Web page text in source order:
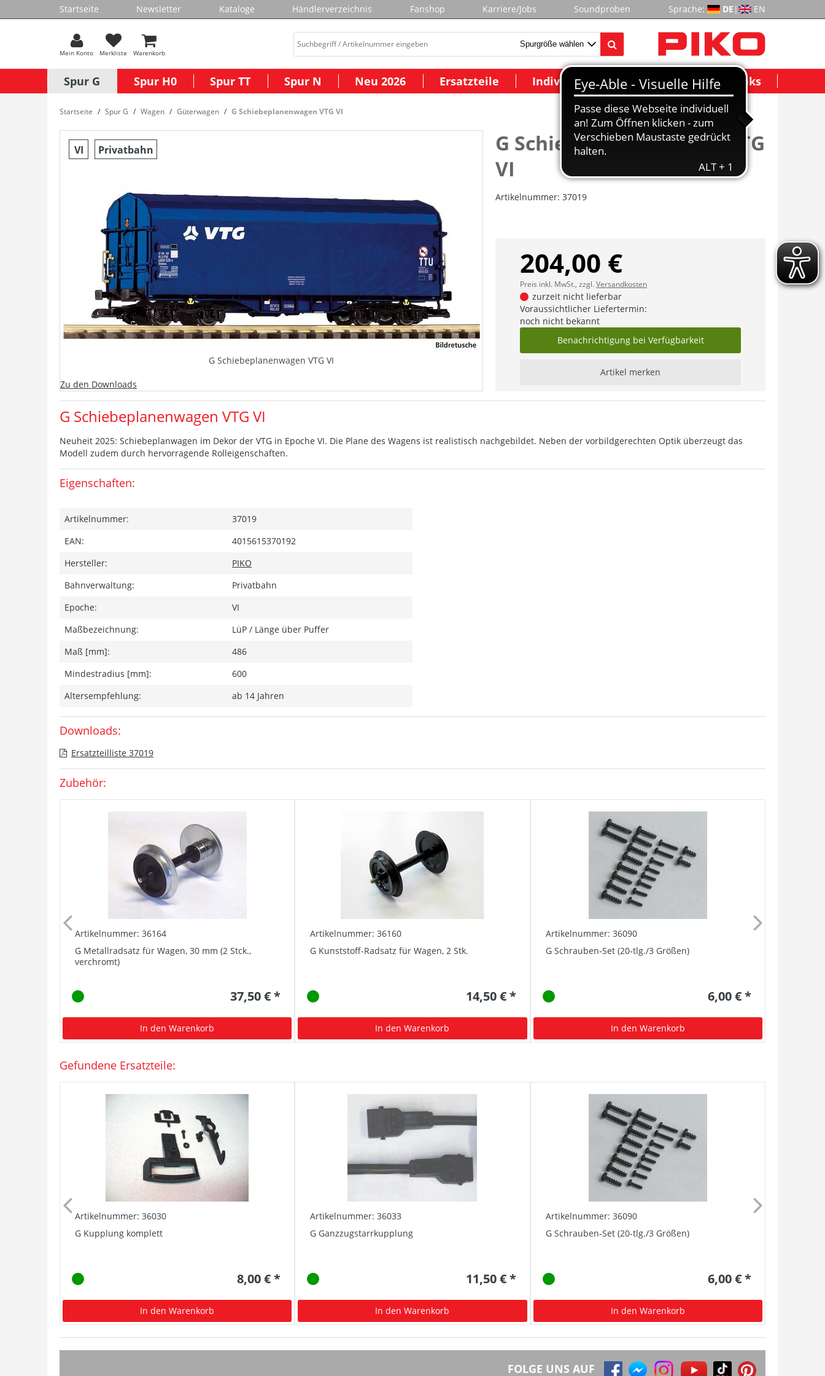
Startseite Newsletter Kataloge Händlerverzeichnis Fanshop Karriere/Jobs Soundproben Sprache: DE | EN
Mein Konto Merkliste Warenkorb
Spur G Spur H0 Spur TT Spur N Neu 2026 Ersatzteile Individuelle Modelle Wichtige Links
Startseite Spur G Wagen Güterwagen G Schiebeplanenwagen VTG VI
VI Privatbahn
G Schiebeplanenwagen VTG VI
Zu den Downloads
G Schiebeplanenwagen VTG
VI
Artikelnummer: 37019
204,00 €
Preis inkl. MwSt., zzgl.Versandkosten
zurzeit nicht lieferbar
Voraussichtlicher Liefertermin:
noch nicht bekannt
Benachrichtigung bei Verfügbarkeit
Artikel merken
G Schiebeplanenwagen VTG VI
Neuheit 2025: Schiebeplanwagen im Dekor der VTG in Epoche VI. Die Plane des Wagens ist realistisch nachgebildet. Neben der vorbildgerechten Optik überzeugt das
Modell zudem durch hervorragende Rolleigenschaften.
Eigenschaften:
Artikelnummer:
37019
EAN:
4015615370192
Hersteller:
PIKO
Bahnverwaltung:
Privatbahn
Epoche:
VI
Maßbezeichnung:
LüP / Länge über Puffer
Maß [mm]:
486
Mindestradius [mm]:
600
Altersempfehlung:
ab 14 Jahren
Downloads:
Ersatzteilliste 37019
Zubehör:
Artikelnummer: 36164
G Metallradsatz für Wagen, 30 mm (2 Stck.,
verchromt)
37,50 € *
In den Warenkorb
Artikelnummer: 36160
G Kunststoff-Radsatz für Wagen, 2 Stk.
14,50 € *
In den Warenkorb
Artikelnummer: 36090
G Schrauben-Set (20-tlg./3 Größen)
6,00 € *
In den Warenkorb
Gefundene Ersatzteile:
Artikelnummer: 36030
G Kupplung komplett
8,00 € *
In den Warenkorb
Artikelnummer: 36033
G Ganzzugstarrkupplung
11,50 € *
In den Warenkorb
Artikelnummer: 36090
G Schrauben-Set (20-tlg./3 Größen)
6,00 € *
In den Warenkorb
FOLGE UNS AUF